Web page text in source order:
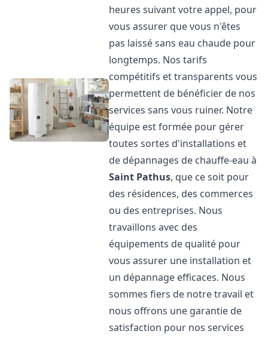
heures suivant votre appel, pour
vous assurer que vous n'êtes
pas laissé sans eau chaude pour
longtemps. Nos tarifs
compétitifs et transparents vous
permettent de bénéficier de nos
services sans vous ruiner. Notre
équipe est formée pour gérer
toutes sortes d'installations et
de dépannages de chauffe-eau à
Saint Pathus, que ce soit pour
des résidences, des commerces
ou des entreprises. Nous
travaillons avec des
équipements de qualité pour
vous assurer une installation et
un dépannage efficaces. Nous
sommes fiers de notre travail et
nous offrons une garantie de
satisfaction pour nos services